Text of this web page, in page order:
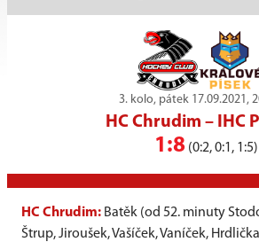
3. kolo, pátek 17.09.2021,
HC Chrudim – IHC
1:8 (0:2, 0:1, 1:5)
HC Chrudim: Batěk (od 52. minuty
Štrup, Jiroušek, Vašíček, Vaníček,